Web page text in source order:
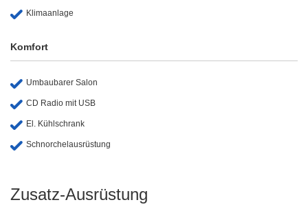
Klimaanlage
Komfort
Umbaubarer Salon
CD Radio mit USB
El. Kühlschrank
Schnorchelausrüstung
Zusatz-Ausrüstung